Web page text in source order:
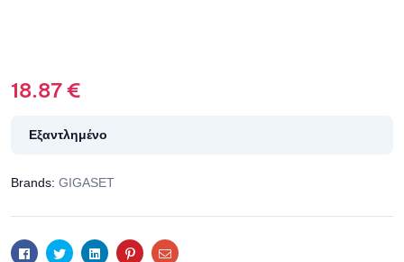
18.87€
Εξαντλημένο
Brands: GIGASET
FacebookTwitterLinkedinPinterestEmail